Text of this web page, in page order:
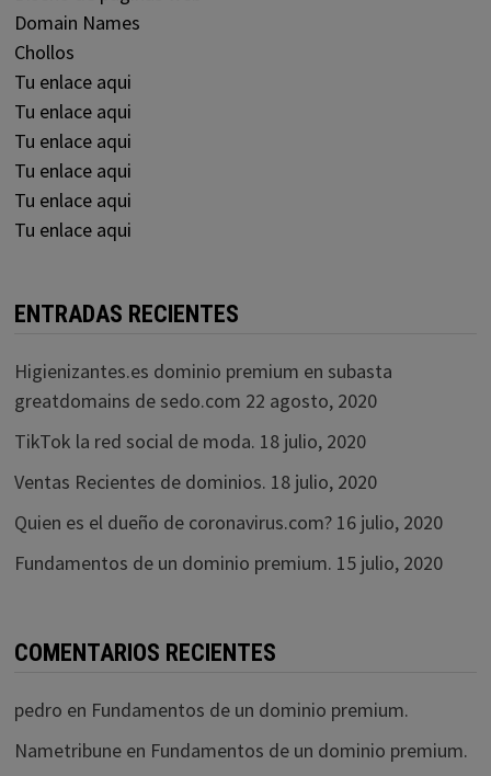
Domain Names
Chollos
Tu enlace aqui
Tu enlace aqui
Tu enlace aqui
Tu enlace aqui
Tu enlace aqui
Tu enlace aqui
ENTRADAS RECIENTES
Higienizantes.es dominio premium en subasta
greatdomains de sedo.com 22 agosto, 2020
TikTok la red social de moda. 18 julio, 2020
Ventas Recientes de dominios. 18 julio, 2020
Quien es el dueño de coronavirus.com? 16 julio, 2020
Fundamentos de un dominio premium. 15 julio, 2020
COMENTARIOS RECIENTES
pedro en Fundamentos de un dominio premium.
Nametribuneen Fundamentos de un dominio premium.